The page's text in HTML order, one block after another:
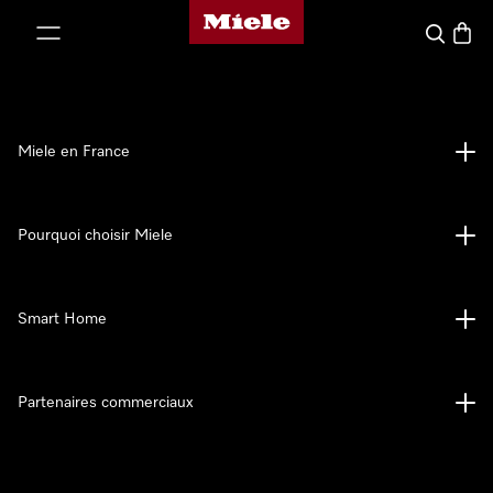
Page d'accueil Miele
Search
Miele en France
Pourquoi choisir Miele
Smart Home
Partenaires commerciaux